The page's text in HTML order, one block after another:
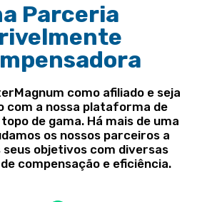
Parceria
como afiliado e seja
com a nossa plataforma de
topo de gama. Há mais de uma
os nossos parceiros a
objetivos com diversas
compensação e eficiência.